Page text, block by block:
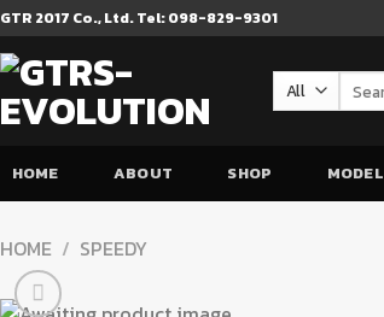
GTR 2017 Co., Ltd. Tel: 098-829-9301
for:
HOME ABOUT SHOP MODEL
HOME / SPEEDY